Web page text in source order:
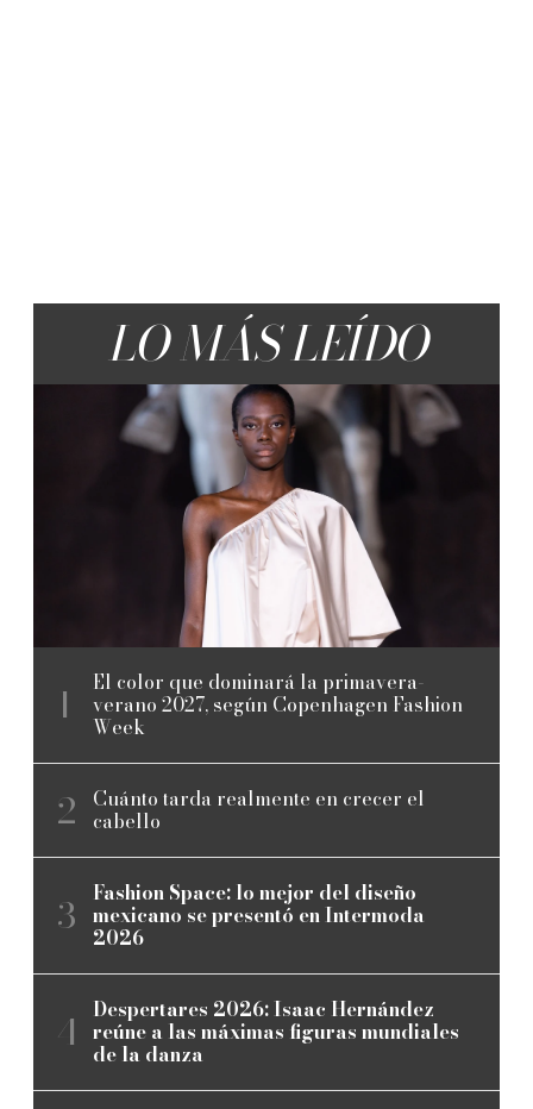
LO MÁS LEÍDO
El color que dominará la primavera-
verano 2027, según Copenhagen Fashion
Week
Cuánto tarda realmente en crecer el
cabello
Fashion Space: lo mejor del diseño
mexicano se presentó en Intermoda
2026
Despertares 2026: Isaac Hernández
reúne a las máximas figuras mundiales
de la danza